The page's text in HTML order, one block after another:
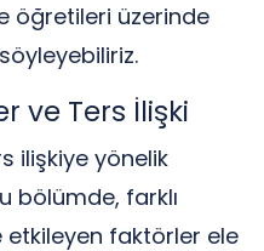
öğretileri üzerinde
ve Ters İlişki
ilişkiye yönelik
bölümde, farklı
faktörler ele